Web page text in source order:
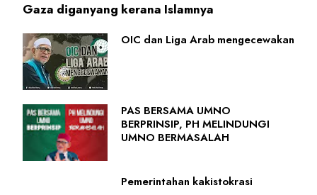
Gaza diganyang kerana Islamnya
OIC dan Liga Arab mengecewakan
PAS BERSAMA UMNO
BERPRINSIP, PH MELINDUNGI
UMNO BERMASALAH
Pemerintahan kakistokrasi